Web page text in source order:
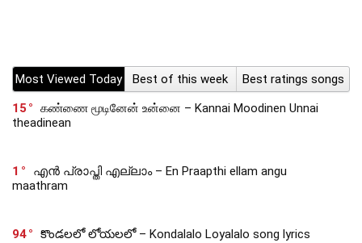
Most Viewed Today Best of this week
Best ratings songs
15
கண்ணை மூடினேன் உன்னை – Kannai Moodinen Unnai
theadinean
1
എൻ പ്രാപ്തി എല്ലാം – En Praapthi ellam angu
maathram
94 కొండలలో లోయలలో – Kondalalo Loyalalo song lyrics